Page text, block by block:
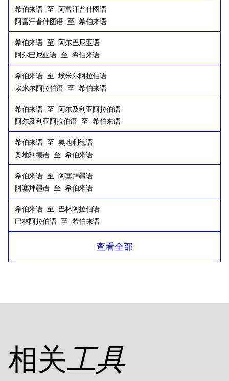
希伯来语至
阿富汗普什图语
阿富汗普什图语至 希伯来语
希伯来语至
阿尔巴尼亚语
阿尔巴尼亚语至 希伯来语
希伯来语至 埃米尔阿拉伯语
埃米尔阿拉伯语至 希伯来语
希伯来语至
阿尔及利亚阿拉伯语
阿尔及利亚阿拉伯语至 希伯来语
希伯来语至 奥地利德语
奥地利德语至 希伯来语
希伯来语至
阿塞拜疆语
阿塞拜疆语至 希伯来语
希伯来语至 巴林阿拉伯语
巴林阿拉伯语至 希伯来语
美式英语至希伯来语
希伯来语至
埃及阿拉伯语
查看全部
相关工具